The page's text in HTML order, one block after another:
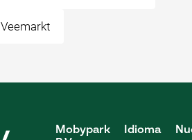
Veemarkt
Mobypark
Idioma